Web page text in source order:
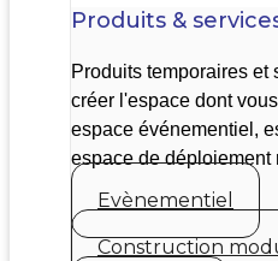
Produits &
Produits temporaires et
créer l'espace dont
espace événementiel,
espace de déploiement
Evènementiel
Construction